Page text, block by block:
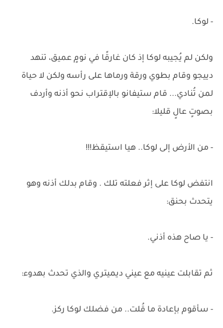
- لوكا.
ولكن لم يُجيبه لوكا إذ كان غارقًا في نومٍ عميق، تنهد
دييجو وقام بطوي ورقة ورماها على رأسه ولكن لا حياة
لمن تُنادي... قام ستيفانو بالإقتراب نحو أذنه وأردف
بصوتٍ عالٍ قليلا:
- من الأرض إلى لوكا.. هيا استيقظ!!!
انتفض لوكا على إثر فعلته تلك . وقام بدلك أذنه وهو
يتحدث بحنق:
- يا صاح هذه أذني.
ثم تقابلت عينيه مع عيني ديميتري والذي تحدث بهدوء:
- سأقوم بإعادة ما قُلت.. من فضلك لوكا ركز.